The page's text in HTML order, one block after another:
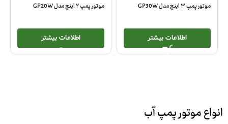
موتور پمپ ۳ اینچ مدل GP30W
اطلاعات بیشتر
موتور پمپ ۲ اینچ مدل GP20W
اطلاعات بیشتر
انواع موتور پمپ آب